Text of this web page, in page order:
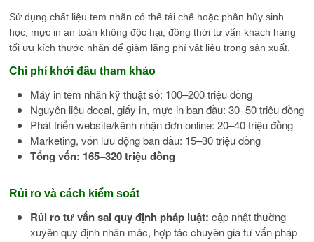
Sử dụng chất liệu tem nhãn có thể tái chế hoặc phân hủy sinh
học, mực in an toàn không độc hại, đồng thời tư vấn khách hàng
tối ưu kích thước nhãn để giảm lãng phí vật liệu trong sản xuất.
Chi phí khởi đầu tham khảo
Máy in tem nhãn kỹ thuật số: 100–200 triệu đồng
Nguyên liệu decal, giấy in, mực in ban đầu: 30–50 triệu đồng
Phát triển website/kênh nhận đơn online: 20–40 triệu đồng
Marketing, vốn lưu động ban đầu: 15–30 triệu đồng
Tổng vốn: 165–320 triệu đồng
Rủi ro và cách kiểm soát
Rủi ro tư vấn sai quy định pháp luật: cập nhật thường
xuyên quy định nhãn mác, hợp tác chuyên gia tư vấn pháp